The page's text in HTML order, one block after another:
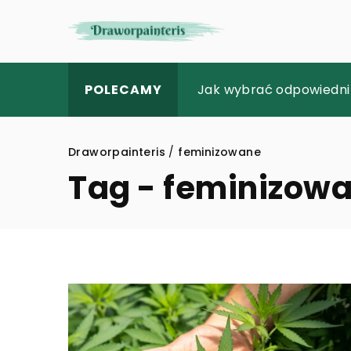
POLECAMY Jak Wybrać Idealne
Jak wybrać
Trendy w Modzie
Draworpainteris / feminizowane
Tag -